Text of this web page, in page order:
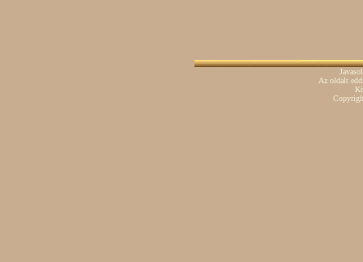
Az oldalt